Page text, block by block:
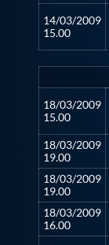
14/03/2009
15.00
18/03/2009
15.00
18/03/2009
19.00
18/03/2009
19.00
18/03/2009
16.00